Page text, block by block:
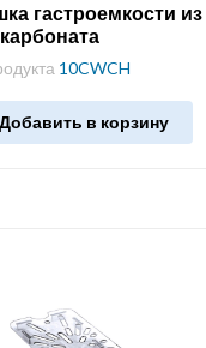
гастроемкости из
10CWCH
Добавить в корзину